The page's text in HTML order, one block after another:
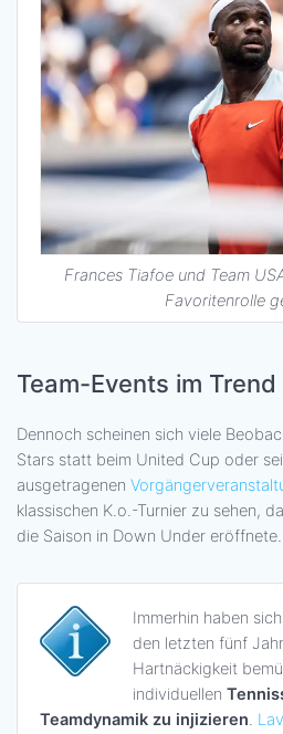
Frances Tiafoe und Team
Favoritenrolle
Team-Events im Trend
Dennoch scheinen sich viele
Stars statt beim United Cup oder
ausgetragenen
klassischen K.o.-Turnier zu sehen,
die Saison in Down Under
Immerhin haben
den letzten fünf
Hartnäckigkeit
individuellen
Teamdynamik zu injizieren.